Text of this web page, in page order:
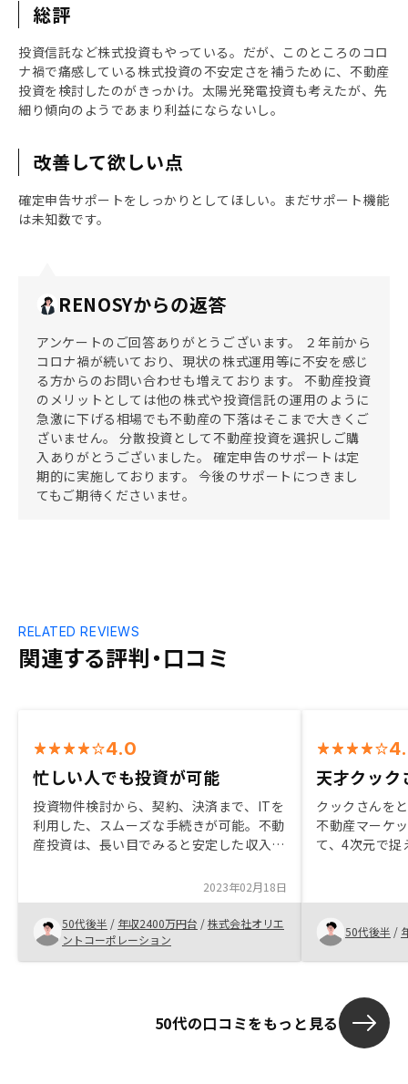
総評
投資信託など株式投資もやっている。だが、このところのコロ
ナ禍で痛感している株式投資の不安定さを補うために、不動産
投資を検討したのがきっかけ。太陽光発電投資も考えたが、先
細り傾向のようであまり利益にならないし。
改善して欲しい点
確定申告サポートをしっかりとしてほしい。まだサポート機能
は未知数です。
RENOSYからの返答
アンケートのご回答ありがとうございます。 ２年前から
コロナ禍が続いており、現状の株式運用等に不安を感じ
る方からのお問い合わせも増えております。 不動産投資
のメリットとしては他の株式や投資信託の運用のように
急激に下げる相場でも不動産の下落はそこまで大きくご
ざいません。 分散投資として不動産投資を選択しご購
入ありがとうございました。 確定申告のサポートは定
期的に実施しております。 今後のサポートにつきまし
てもご期待くださいませ。
関連する評判・口コミ
RELATED REVIEWS
4.0
忙しい人でも投資が可能
投資物件検討から、契約、決済まで、ITを
利用した、スムーズな手続きが可能。不動
産投資は、長い目でみると安定した収入が
易さがある。事業関連の経費控除が可能な
点は、会社員にとっては、魅力。
2023年02月18日
50代後半 / 年収2400万円台 /株式会社オリエ
ントコーポレーション
天才クック
クックさんを
不動産マーケ
て、4次元で
応ですし、フ
たいです。最
います。恐ら
いますが、複
で、確定申告
50代後半 /
50代の口コミをもっと見る